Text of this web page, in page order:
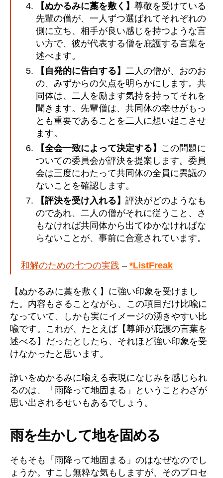
【ぬかるみに藁を敷く】 尊敬を受けている
先輩の僧が、一人ずつ選ばれてそれぞれの
側に立ち、相手が良い感じを持つような言
い方で、彼が代表する僧を庇護する言葉を
述べます。
【自発的に告白する】 二人の僧が、おのお
の、みずからの欠点を明らかにします。共
同体は、二人を励ます気持を持ってそれを
聞きます。先輩僧は、共同体の幸せがもっ
とも重要であることを二人に想い起こさせ
ます。
【全会一致によって決定する】 この問題に
ついての委員会が評決を提案します。委員
会は三度にわたって共同体の全員に異議の
ないことを確認します。
【評決を受け入れる】 評決がどのようなも
のであれ、二人の僧がそれに従うこと、さ
もなければ共同体から出てゆかなければな
らないことが、事前に合意されています。
和解のための七つの実践 – *ListFreak
【ぬかるみに藁を敷く】に強い印象を受けまし
た。内容もさることながら、この項目だけ比喩に
なっていて、しかも実にイメージの湧きやすい比
喩です。これが、たとえば【尊師が庇護の言葉を
述べる】だったとしたら、それほど強い印象を受
けなかったと思います。
諍いをぬかるみに喩える表現になじみを感じられ
るのは、「雨降って地固まる」ということわざが
思い出されるせいもあるでしょう。
雨を生かして地を固める
そもそも「雨降って地固まる」のはなぜなのでし
ょうか。すこし無粋な気もしますが、そのプロセ